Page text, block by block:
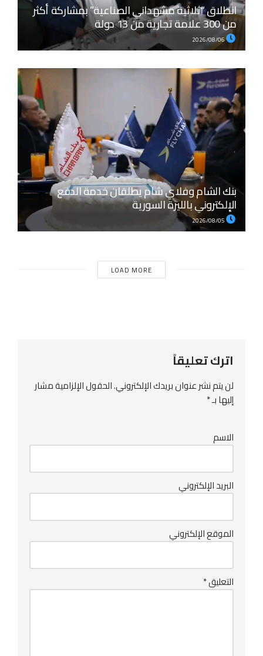
انطلاق “ثلاثية مشهداني الصناعية” بمشاركة أكثر
من 300 علامة تجارية من 13 دولة
2026/08/06
بنك الشام وفلاي شام يطلقان خدمة الدفع
الإلكتروني بالليرة السورية
LOAD MORE
اترك تعليقاً
لن يتم نشر عنوان بريدك الإلكتروني.الحقول الإلزامية مشار
إليها بـ*
الاسم
البريد الإلكتروني
الموقع الإلكتروني
التعليق*